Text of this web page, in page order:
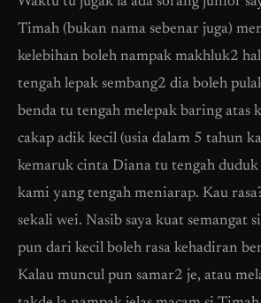
Timah (bukan nama sebenar juga)
kelebihan boleh nampak makhluk2
tengah lepak sembang2 dia boleh
benda tu tengah melepak baring atas
cakap adik kecil (usia dalam 5 tahun
kemaruk cinta Diana tu tengah duduk
kami yang tengah meniarap. Kau
sekali wei. Nasib saya kuat semangat
pun dari kecil boleh rasa kehadiran
Kalau muncul pun samar2 je, atau